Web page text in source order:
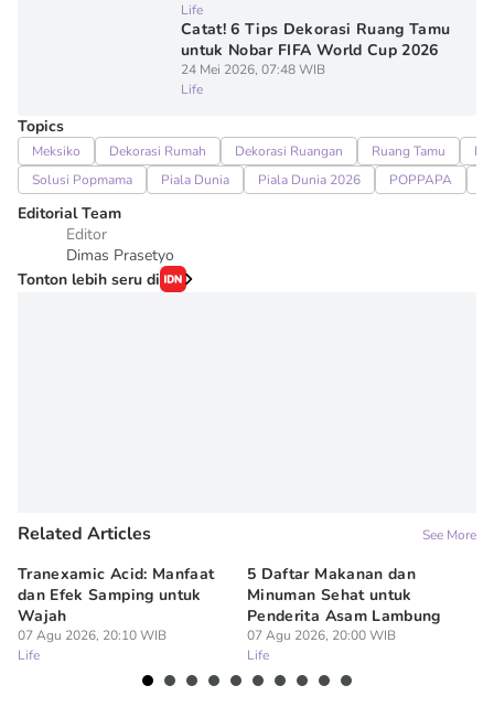
Life
Catat! 6 Tips Dekorasi Ruang Tamu
untuk Nobar FIFA World Cup 2026
24 Mei 2026, 07:48 WIB
Life
Topics
Meksiko Dekorasi Rumah Dekorasi Ruangan Ruang Tamu
Solusi Popmama
Piala Dunia Piala Dunia 2026 POPPAPA
Editorial Team
Editor
Dimas Prasetyo
Tonton lebih seru di
Related Articles See More
Tranexamic Acid: Manfaat
dan Efek Samping untuk
Wajah
07 Agu 2026, 20:10 WIB
Life
5 Daftar Makanan dan
Minuman Sehat untuk
Penderita Asam Lambung
07 Agu 2026, 20:00 WIB
Life